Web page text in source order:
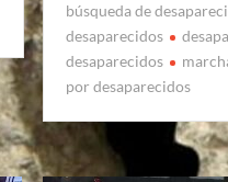
búsqueda de
desaparecidos
desaparecidos
por desaparecidos